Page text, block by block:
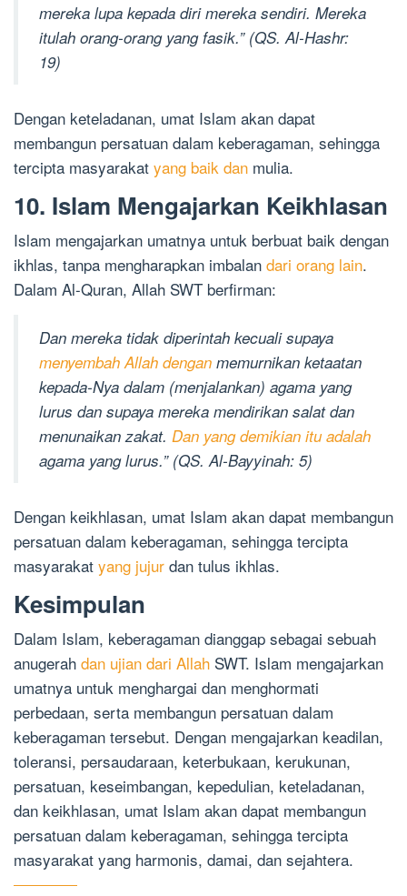
mereka lupa kepada diri mereka sendiri. Mereka
itulah orang-orang yang fasik.” (QS. Al-Hashr:
19)
Dengan keteladanan, umat Islam akan dapat
membangun persatuan dalam keberagaman, sehingga
tercipta masyarakat yang baik dan mulia.
10. Islam Mengajarkan Keikhlasan
Islam mengajarkan umatnya untuk berbuat baik dengan
ikhlas, tanpa mengharapkan imbalan dari orang lain.
Dalam Al-Quran, Allah SWT berfirman:
Dan mereka tidak diperintah kecuali supaya
menyembah Allah dengan memurnikan ketaatan
kepada-Nya dalam (menjalankan) agama yang
lurus dan supaya mereka mendirikan salat dan
menunaikan zakat. Dan yang demikian itu adalah
agama yang lurus.” (QS. Al-Bayyinah: 5)
Dengan keikhlasan, umat Islam akan dapat membangun
persatuan dalam keberagaman, sehingga tercipta
masyarakat yang jujur dan tulus ikhlas.
Kesimpulan
Dalam Islam, keberagaman dianggap sebagai sebuah
anugerah dan ujian dari Allah SWT. Islam mengajarkan
umatnya untuk menghargai dan menghormati
perbedaan, serta membangun persatuan dalam
keberagaman tersebut. Dengan mengajarkan keadilan,
toleransi, persaudaraan, keterbukaan, kerukunan,
persatuan, keseimbangan, kepedulian, keteladanan,
dan keikhlasan, umat Islam akan dapat membangun
persatuan dalam keberagaman, sehingga tercipta
masyarakat yang harmonis, damai, dan sejahtera.